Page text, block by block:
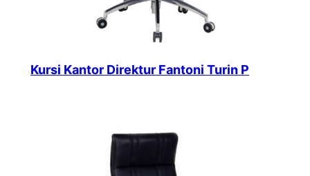
Kursi Kantor Direktur Fantoni Turin P